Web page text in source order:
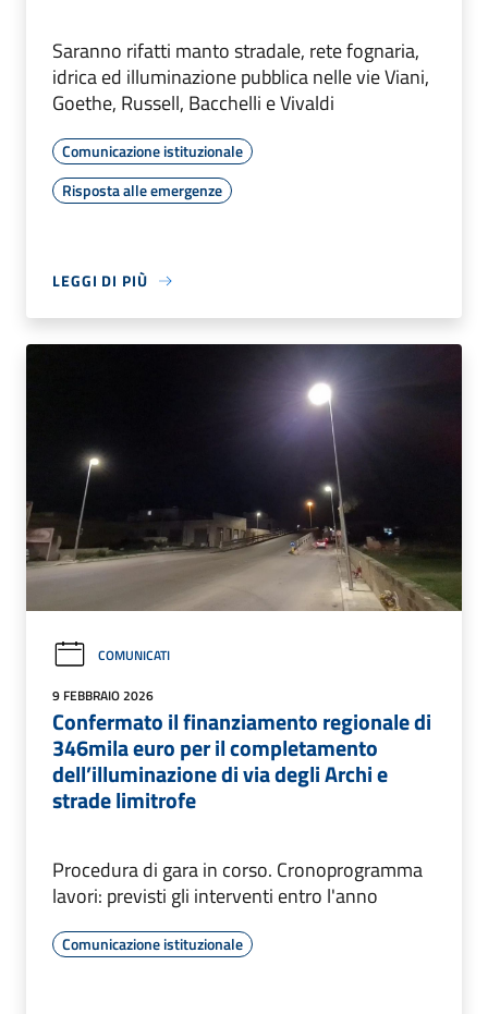
Saranno rifatti manto stradale, rete fognaria,
idrica ed illuminazione pubblica nelle vie Viani,
Goethe, Russell, Bacchelli e Vivaldi
Comunicazione istituzionale
Risposta alle emergenze
LEGGI DI PIÙ
COMUNICATI
9 FEBBRAIO 2026
Confermato il finanziamento regionale di
346mila euro per il completamento
dell’illuminazione di via degli Archi e
strade limitrofe
Procedura di gara in corso. Cronoprogramma
lavori: previsti gli interventi entro l'anno
Comunicazione istituzionale